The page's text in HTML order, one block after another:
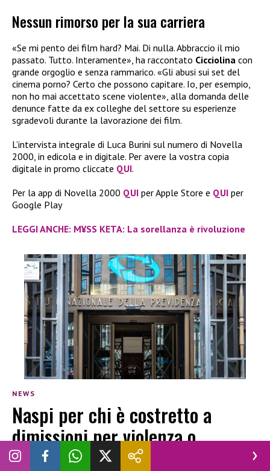
Nessun rimorso per la sua carriera
«Se mi pento dei film hard? Mai. Di nulla. Abbraccio il mio
passato. Tutto. Interamente», ha raccontato Cicciolina con
grande orgoglio e senza rammarico. «Gli abusi sui set del
cinema porno? Certo che possono capitare. Io, per esempio,
non ho mai accettato scene violente», alla domanda delle
denunce fatte da ex colleghe del settore su esperienze
sgradevoli durante la lavorazione dei film.
L’intervista integrale di Luca Burini sul numero di Novella
2000, in edicola e in digitale. Per avere la vostra copia
digitale in promo cliccate QUI.
Per la app di Novella 2000 QUI per Apple Store e QUI per
Google Play
LEGGI ANCHE: M¥SS KETA: La sorellanza è rivoluzione
NEWS
Naspi per chi è costretto a
dimissioni per violenza o
molestie: lo chiarisce l’Inps